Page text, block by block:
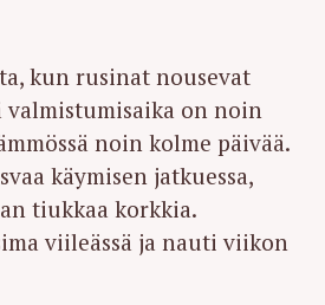
kun rusinat nousevat
valmistumisaika on noin
noin kolme päivää.
käymisen jatkuessa,
tiukkaa korkkia.
viileässä ja nauti viikon